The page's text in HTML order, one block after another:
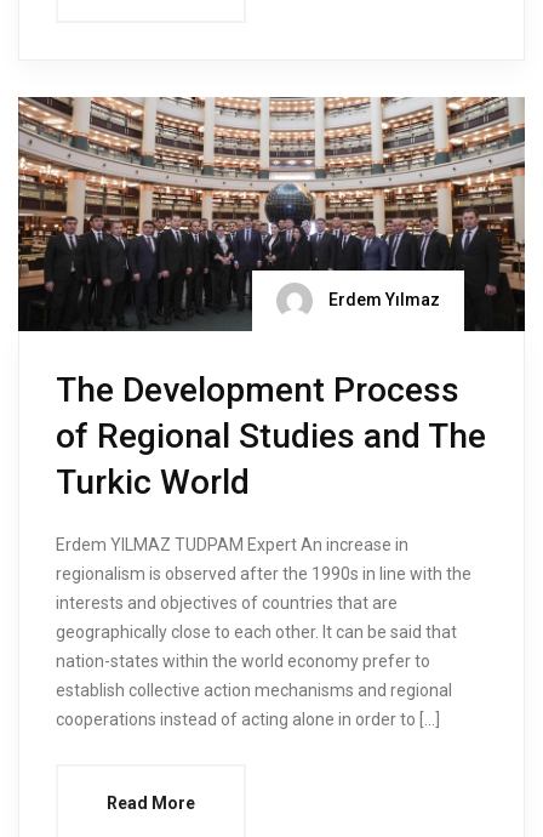
Erdem Yılmaz
The Development Process
of Regional Studies and The
Turkic World
Erdem YILMAZ TUDPAM Expert An increase in
regionalism is observed after the 1990s in line with the
interests and objectives of countries that are
geographically close to each other. It can be said that
nation-states within the world economy prefer to
establish collective action mechanisms and regional
cooperations instead of acting alone in order to […]
Read More